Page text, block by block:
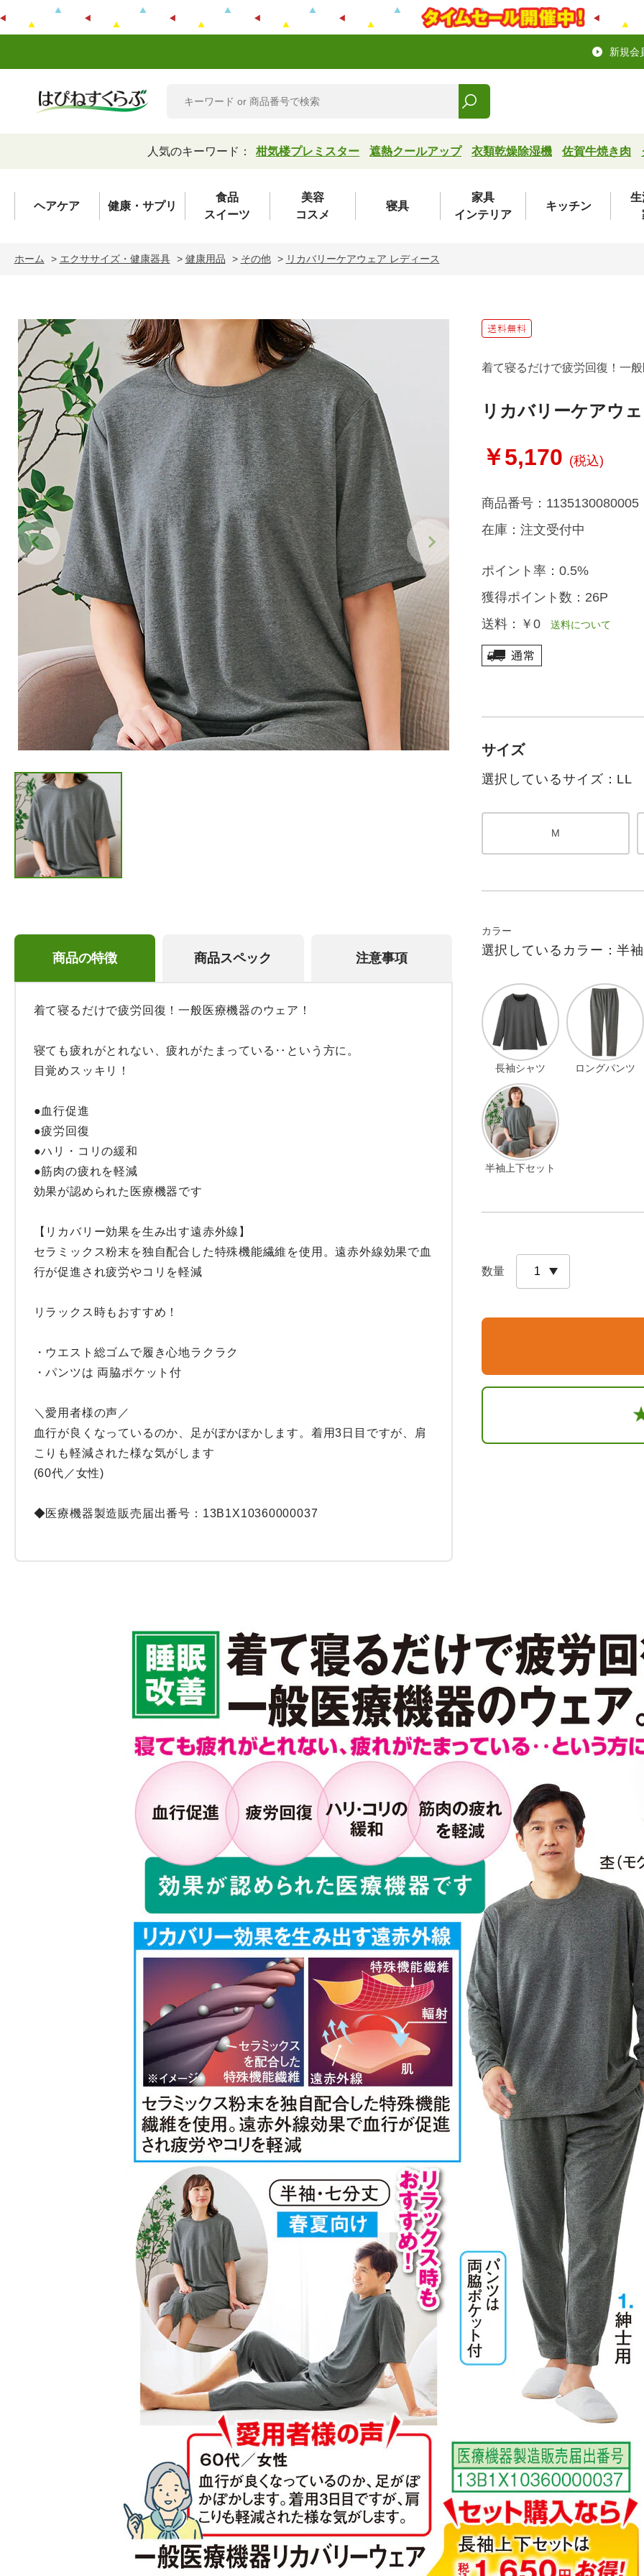
新規会
人気のキーワード： 柑気楼プレミスター 遮熱クールアップ 衣類乾燥除湿機 佐賀牛焼き肉
ヘアケア 健康・サプリ
食品
スイーツ
美容
コスメ
寝具
家具
インテリア
キッチン
生
ホーム > エクササイズ・健康器具 > 健康用品 > その他 > リカバリーケアウェア レディース
商品の特徴 商品スペック 注意事項
着て寝るだけで疲労回復！一般医療機器のウェア！
寝ても疲れがとれない、疲れがたまっている‥という方に。
目覚めスッキリ！
●血行促進
●疲労回復
●ハリ・コリの緩和
●筋肉の疲れを軽減
効果が認められた医療機器です
【リカバリー効果を生み出す遠赤外線】
セラミックス粉末を独自配合した特殊機能繊維を使用。遠赤外線効果で血
行が促進され疲労やコリを軽減
リラックス時もおすすめ！
・ウエスト総ゴムで履き心地ラクラク
・パンツは 両脇ポケット付
＼愛用者様の声／
血行が良くなっているのか、足がぽかぽかします。着用3日目ですが、肩
こりも軽減された様な気がします
(60代／女性)
◆医療機器製造販売届出番号：13B1X10360000037
着て寝るだけで疲労回復！一般
リカバリーケアウ
￥5,170 (税込)
商品番号： 1135130080005
在庫： 注文受付中
ポイント率： 0.5%
獲得ポイント数： 26P
送料： ￥0送料について
サイズ
選択しているサイズ：LL
M
カラー
選択しているカラー：半
長袖シャツ ロングパンツ
半袖上下セット
数量